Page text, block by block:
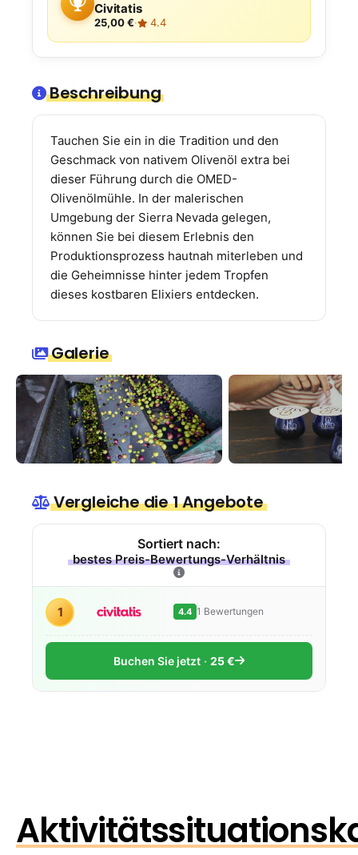
Civitatis
25,00 €· 4.4
Beschreibung
Tauchen Sie ein in die Tradition und den
Geschmack von nativem Olivenöl extra bei
dieser Führung durch die OMED-
Olivenölmühle. In der malerischen
Umgebung der Sierra Nevada gelegen,
können Sie bei diesem Erlebnis den
Produktionsprozess hautnah miterleben und
die Geheimnisse hinter jedem Tropfen
dieses kostbaren Elixiers entdecken.
Galerie
Vergleiche die 1 Angebote
Sortiert nach:
bestes Preis-Bewertungs-Verhältnis
1 4.4 1 Bewertungen
Buchen Sie jetzt 25 €